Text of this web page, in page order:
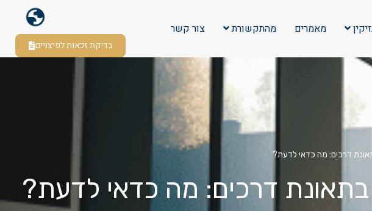
מאמרים מהתקשורת צור קשר
בדיקת זכאות לפיצויים
דרכים: מה כדאי לדעת?
בתאונת דרכים: מה כדאי לדעת?